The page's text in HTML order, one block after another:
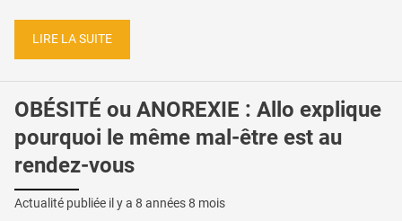
LIRE LA SUITE
OBÉSITÉ ou ANOREXIE : Allo explique
pourquoi le même mal-être est au
rendez-vous
Actualité publiée il y a 8 années 8 mois